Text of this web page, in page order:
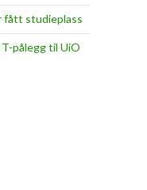
fått studieplass
pålegg til UiO